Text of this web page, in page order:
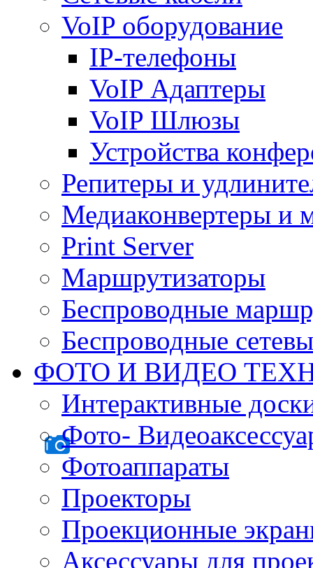
VoIP оборудование
IP-телефоны
VoIP Адаптеры
VoIP Шлюзы
Устройства
Репитеры и
Медиаконвертеры и
Print Server
Маршрутизаторы
Беспроводные
Беспроводные
ФОТО И ВИДЕО
Интерактивные
Фото-
Фотоаппараты
Проекторы
Проекционные
Аксессуары для